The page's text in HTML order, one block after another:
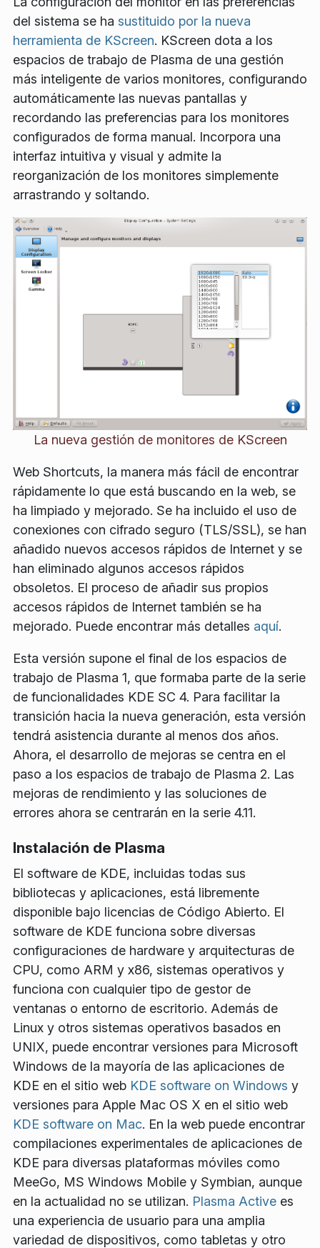
del sistema se ha sustituido por la nueva
herramienta de KScreen. KScreen dota a los
espacios de trabajo de Plasma de una gestión
más inteligente de varios monitores, configurando
automáticamente las nuevas pantallas y
recordando las preferencias para los monitores
configurados de forma manual. Incorpora una
interfaz intuitiva y visual y admite la
reorganización de los monitores simplemente
arrastrando y soltando.
La nueva gestión de monitores de KScreen
Web Shortcuts, la manera más fácil de encontrar
rápidamente lo que está buscando en la web, se
ha limpiado y mejorado. Se ha incluido el uso de
conexiones con cifrado seguro (TLS/SSL), se han
añadido nuevos accesos rápidos de Internet y se
han eliminado algunos accesos rápidos
obsoletos. El proceso de añadir sus propios
accesos rápidos de Internet también se ha
mejorado. Puede encontrar más detalles aquí.
Esta versión supone el final de los espacios de
trabajo de Plasma 1, que formaba parte de la serie
de funcionalidades KDE SC 4. Para facilitar la
transición hacia la nueva generación, esta versión
tendrá asistencia durante al menos dos años.
Ahora, el desarrollo de mejoras se centra en el
paso a los espacios de trabajo de Plasma 2. Las
mejoras de rendimiento y las soluciones de
errores ahora se centrarán en la serie 4.11.
Instalación de Plasma
El software de KDE, incluidas todas sus
bibliotecas y aplicaciones, está libremente
disponible bajo licencias de Código Abierto. El
software de KDE funciona sobre diversas
configuraciones de hardware y arquitecturas de
CPU, como ARM y x86, sistemas operativos y
funciona con cualquier tipo de gestor de
ventanas o entorno de escritorio. Además de
Linux y otros sistemas operativos basados en
UNIX, puede encontrar versiones para Microsoft
Windows de la mayoría de las aplicaciones de
KDE en el sitio web KDE software on Windows y
versiones para Apple Mac OS X en el sitio web
KDE software on Mac. En la web puede encontrar
compilaciones experimentales de aplicaciones de
KDE para diversas plataformas móviles como
MeeGo, MS Windows Mobile y Symbian, aunque
en la actualidad no se utilizan. Plasma Active es
una experiencia de usuario para una amplia
variedad de dispositivos, como tabletas y otro